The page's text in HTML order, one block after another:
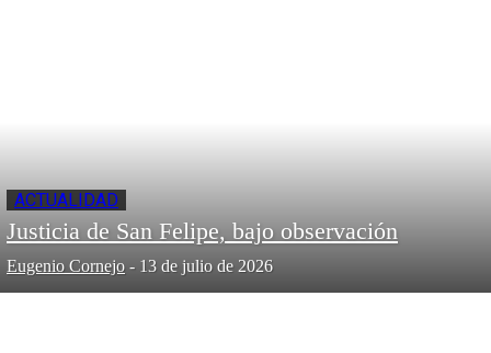
ACTUALIDAD
Justicia de San Felipe, bajo observación
Eugenio Cornejo - 13 de julio de 2026